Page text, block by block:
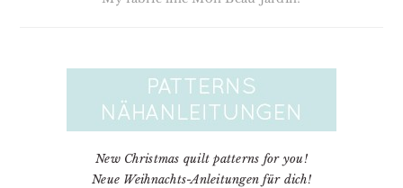
New Christmas quilt patterns for you!
Neue Weihnachts-Anleitungen für dich!